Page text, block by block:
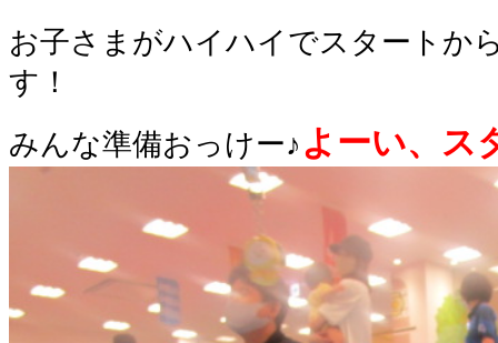
お子さまがハイハイでスタートか
す！
みんな準備おっけー♪ よーい、ス